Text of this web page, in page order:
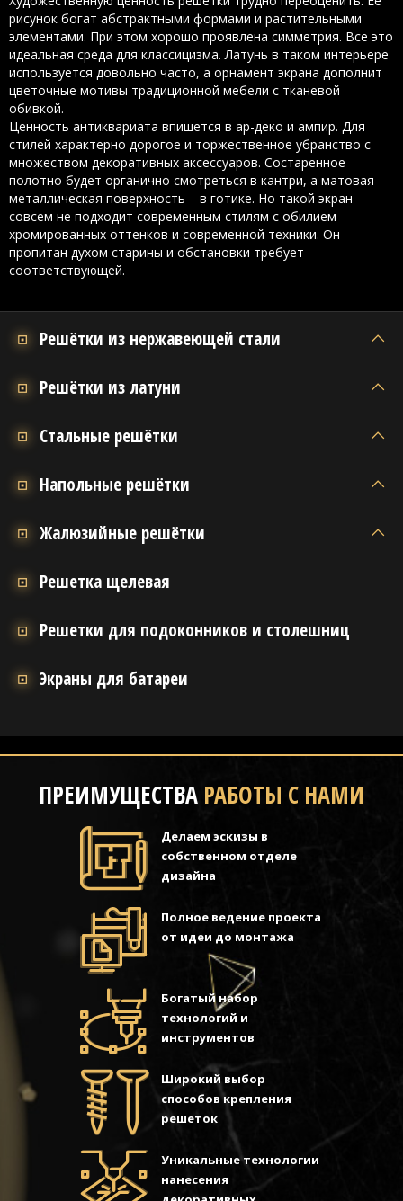
рисунок богат абстрактными формами и растительными
элементами. При этом хорошо проявлена симметрия. Все это
идеальная среда для классицизма. Латунь в таком интерьере
используется довольно часто, а орнамент экрана дополнит
цветочные мотивы традиционной мебели с тканевой
обивкой.
Ценность антиквариата впишется в ар-деко и ампир. Для
стилей характерно дорогое и торжественное убранство с
множеством декоративных аксессуаров. Состаренное
полотно будет органично смотреться в кантри, а матовая
металлическая поверхность – в готике. Но такой экран
совсем не подходит современным стилям с обилием
хромированных оттенков и современной техники. Он
пропитан духом старины и обстановки требует
соответствующей.
Решётки из нержавеющей стали
Решётки из латуни
Стальные решётки
Напольные решётки
Жалюзийные решётки
Решетка щелевая
Решетки для подоконников и столешниц
Экраны для батареи
ПРЕИМУЩЕСТВА РАБОТЫ С НАМИ
Делаем эскизы в
собственном отделе
дизайна
Полное ведение проекта
от идеи до монтажа
Богатый набор
технологий и
инструментов
Широкий выбор
способов крепления
решеток
Уникальные технологии
нанесения